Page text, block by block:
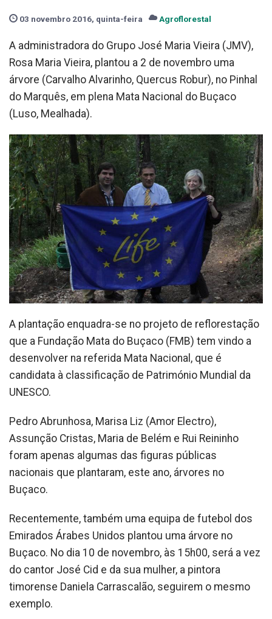
03 novembro 2016, quinta-feira Agroflorestal
A administradora do Grupo José Maria Vieira (JMV),
Rosa Maria Vieira, plantou a 2 de novembro uma
árvore (Carvalho Alvarinho, Quercus Robur), no Pinhal
do Marquês, em plena Mata Nacional do Buçaco
(Luso, Mealhada).
A plantação enquadra-se no projeto de reflorestação
que a Fundação Mata do Buçaco (FMB) tem vindo a
desenvolver na referida Mata Nacional, que é
candidata à classificação de Património Mundial da
UNESCO.
Pedro Abrunhosa, Marisa Liz (Amor Electro),
Assunção Cristas, Maria de Belém e Rui Reininho
foram apenas algumas das figuras públicas
nacionais que plantaram, este ano, árvores no
Buçaco.
Recentemente, também uma equipa de futebol dos
Emirados Árabes Unidos plantou uma árvore no
Buçaco. No dia 10 de novembro, às 15h00, será a vez
do cantor José Cid e da sua mulher, a pintora
timorense Daniela Carrascalão, seguirem o mesmo
exemplo.